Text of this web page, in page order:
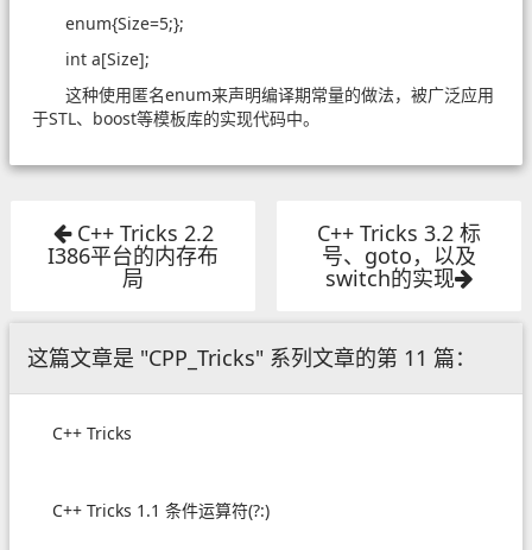
enum{Size=5;};
int a[Size];
这种使用匿名enum来声明编译期常量的做法，被广泛应用
于STL、boost等模板库的实现代码中。
C++ Tricks 2.2
I386平台的内存布
局
C++ Tricks 3.2 标
号、goto，以及
switch的实现
这篇文章是 "CPP_Tricks" 系列文章的第 11 篇：
C++ Tricks
C++ Tricks 1.1 条件运算符(?:)